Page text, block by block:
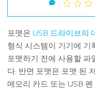
기타 프로그램
Repairit - 데이터 복구
UBackit - 데이터 백업
모든 기능 확인하기
포맷은 USB 드라이브의
형식 시스템이 기기에 기
포맷하기 전에 사용할 파
다. 반면 포맷은 포맷 된
메모리 카드 또는 USB